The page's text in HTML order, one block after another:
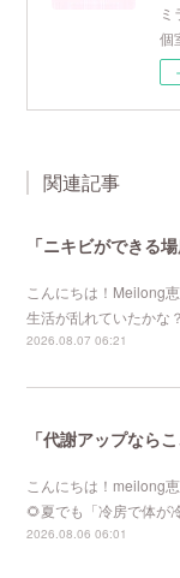
個
関連記事
こんにちは！Meilong
生活が乱れていたかな
2026.08.07 06:21
こんにちは！meilong
🌻夏でも「冷房で体が
2026.08.06 06:01